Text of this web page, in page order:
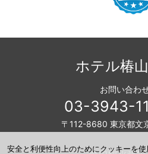
ホテル椿
〒112-8680 東京都文
お問い合わ
03-3943-
安全と利便性向上のためにクッキーを使